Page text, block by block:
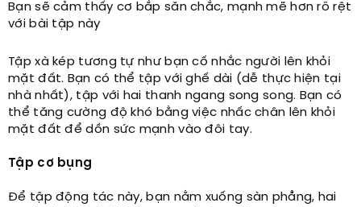
Bạn sẽ cảm thấy cơ bắp săn chắc, mạnh mẽ hơn rõ rệt
với bài tập này
Tập xà kép tương tự như bạn cố nhắc người lên khỏi
mặt đất. Bạn có thể tập với ghế dài (dễ thực hiện tại
nhà nhất), tập với hai thanh ngang song song. Bạn có
thể tăng cường độ khó bằng việc nhấc chân lên khỏi
mặt đất để dồn sức mạnh vào đôi tay.
Tập cơ bụng
Để tập động tác này, bạn nằm xuống sàn phẳng, hai